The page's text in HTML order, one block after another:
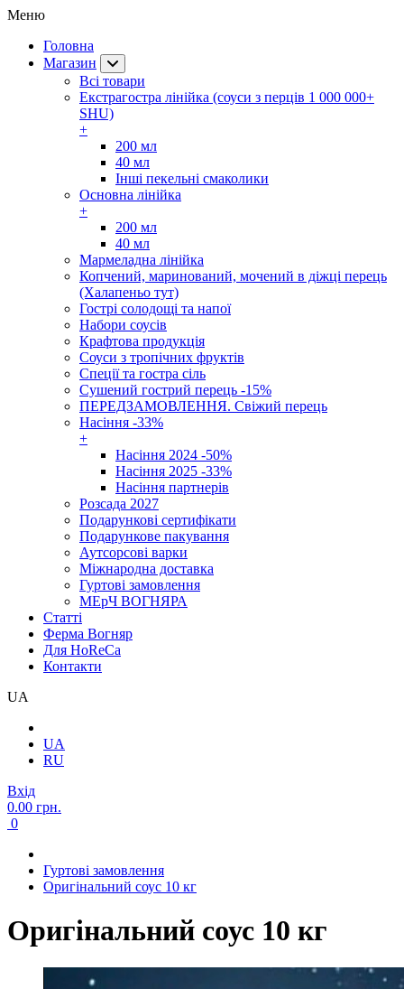
Меню
Головна
Магазин
Всі товари
Екстрагостра лінійка (соуси з перців 1 000 000+
SHU)
+
200 мл
40 мл
Інші пекельні смаколики
Основна лінійка
+
200 мл
40 мл
Мармеладна лінійка
Копчений, маринований, мочений в діжці перець
(Халапеньо тут)
Гострі солодощі та напої
Набори соусів
Крафтова продукція
Соуси з тропічних фруктів
Спеції та гостра сіль
Сушений гострий перець -15%
ПЕРЕДЗАМОВЛЕННЯ. Свіжий перець
Насіння -33%
+
Насіння 2024 -50%
Насіння 2025 -33%
Насіння партнерів
Розсада 2027
Подарункові сертифікати
Подарункове пакування
Аутсорсові варки
Міжнародна доставка
Гуртові замовлення
МЕрЧ ВОГНЯРА
Cтатті
Ферма Вогняр
Для HoReCa
Контакти
UA
UA
RU
Вхід
0.00 грн.
0
Гуртові замовлення
Оригінальний соус 10 кг
Оригінальний соус 10 кг